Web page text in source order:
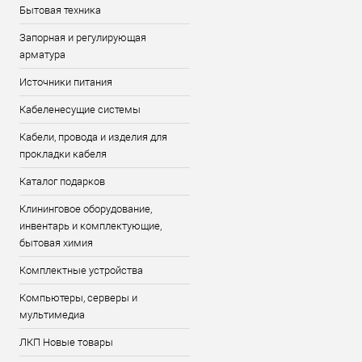
Бытовая техника
Запорная и регулирующая
арматура
Источники питания
Кабеленесущие системы
Кабели, провода и изделия для
прокладки кабеля
Каталог подарков
Клининговое оборудование,
инвентарь и комплектующие,
бытовая химия
Комплектные устройства
Компьютеры, серверы и
мультимедиа
ЛКП Новые товары